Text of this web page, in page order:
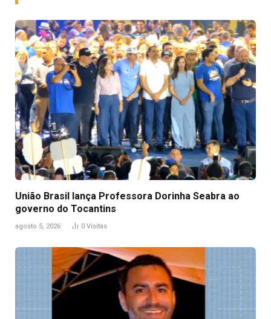
União Brasil lança Professora Dorinha Seabra ao
governo do Tocantins
agosto 5, 2026 0 Visitas